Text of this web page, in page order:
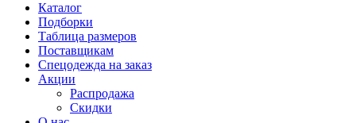
Каталог
Подборки
Таблица размеров
Поставщикам
Спецодежда на заказ
Акции
Распродажа
Скидки